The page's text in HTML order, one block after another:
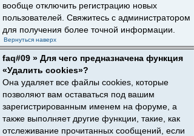
вообще отключить регистрацию новых
пользователей. Свяжитесь с администратором
для получения более точной информации.
Вернуться наверх
faq#09 » Для чего предназначена функция
«Удалить cookies»?
Она удаляет все файлы cookies, которые
позволяют вам оставаться под вашим
зарегистрированным именем на форуме, а
также выполняет другие функции, такие, как
отслеживание прочитанных сообщений, если